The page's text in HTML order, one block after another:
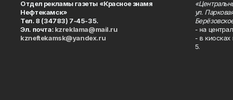
Отдел рекламы газеты «Красное знамя
Нефтекамск»
Тел. 8 (34783) 7-45-35.
Эл. почта: kzreklama@mail.ru
kzneftekamsk@yandex.ru
ул.
- на
- в
5.